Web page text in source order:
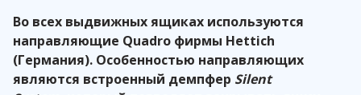
Во всех выдвижных ящиках используются
направляющие Quadro фирмы Hettich
(Германия). Особенностью направляющих
являются встроенный демпфер Silent